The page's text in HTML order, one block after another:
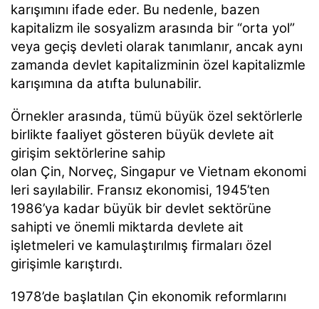
karışımını ifade eder. Bu nedenle, bazen
kapitalizm ile sosyalizm arasında bir “orta yol”
veya geçiş devleti olarak tanımlanır, ancak aynı
zamanda devlet kapitalizminin özel kapitalizmle
karışımına da atıfta bulunabilir.
Örnekler arasında, tümü büyük özel sektörlerle
birlikte faaliyet gösteren büyük devlete ait
girişim sektörlerine sahip
olan Çin, Norveç, Singapur ve Vietnam ekonomi
leri sayılabilir. Fransız ekonomisi, 1945’ten
1986’ya kadar büyük bir devlet sektörüne
sahipti ve önemli miktarda devlete ait
işletmeleri ve kamulaştırılmış firmaları özel
girişimle karıştırdı.
1978’de başlatılan Çin ekonomik reformlarını